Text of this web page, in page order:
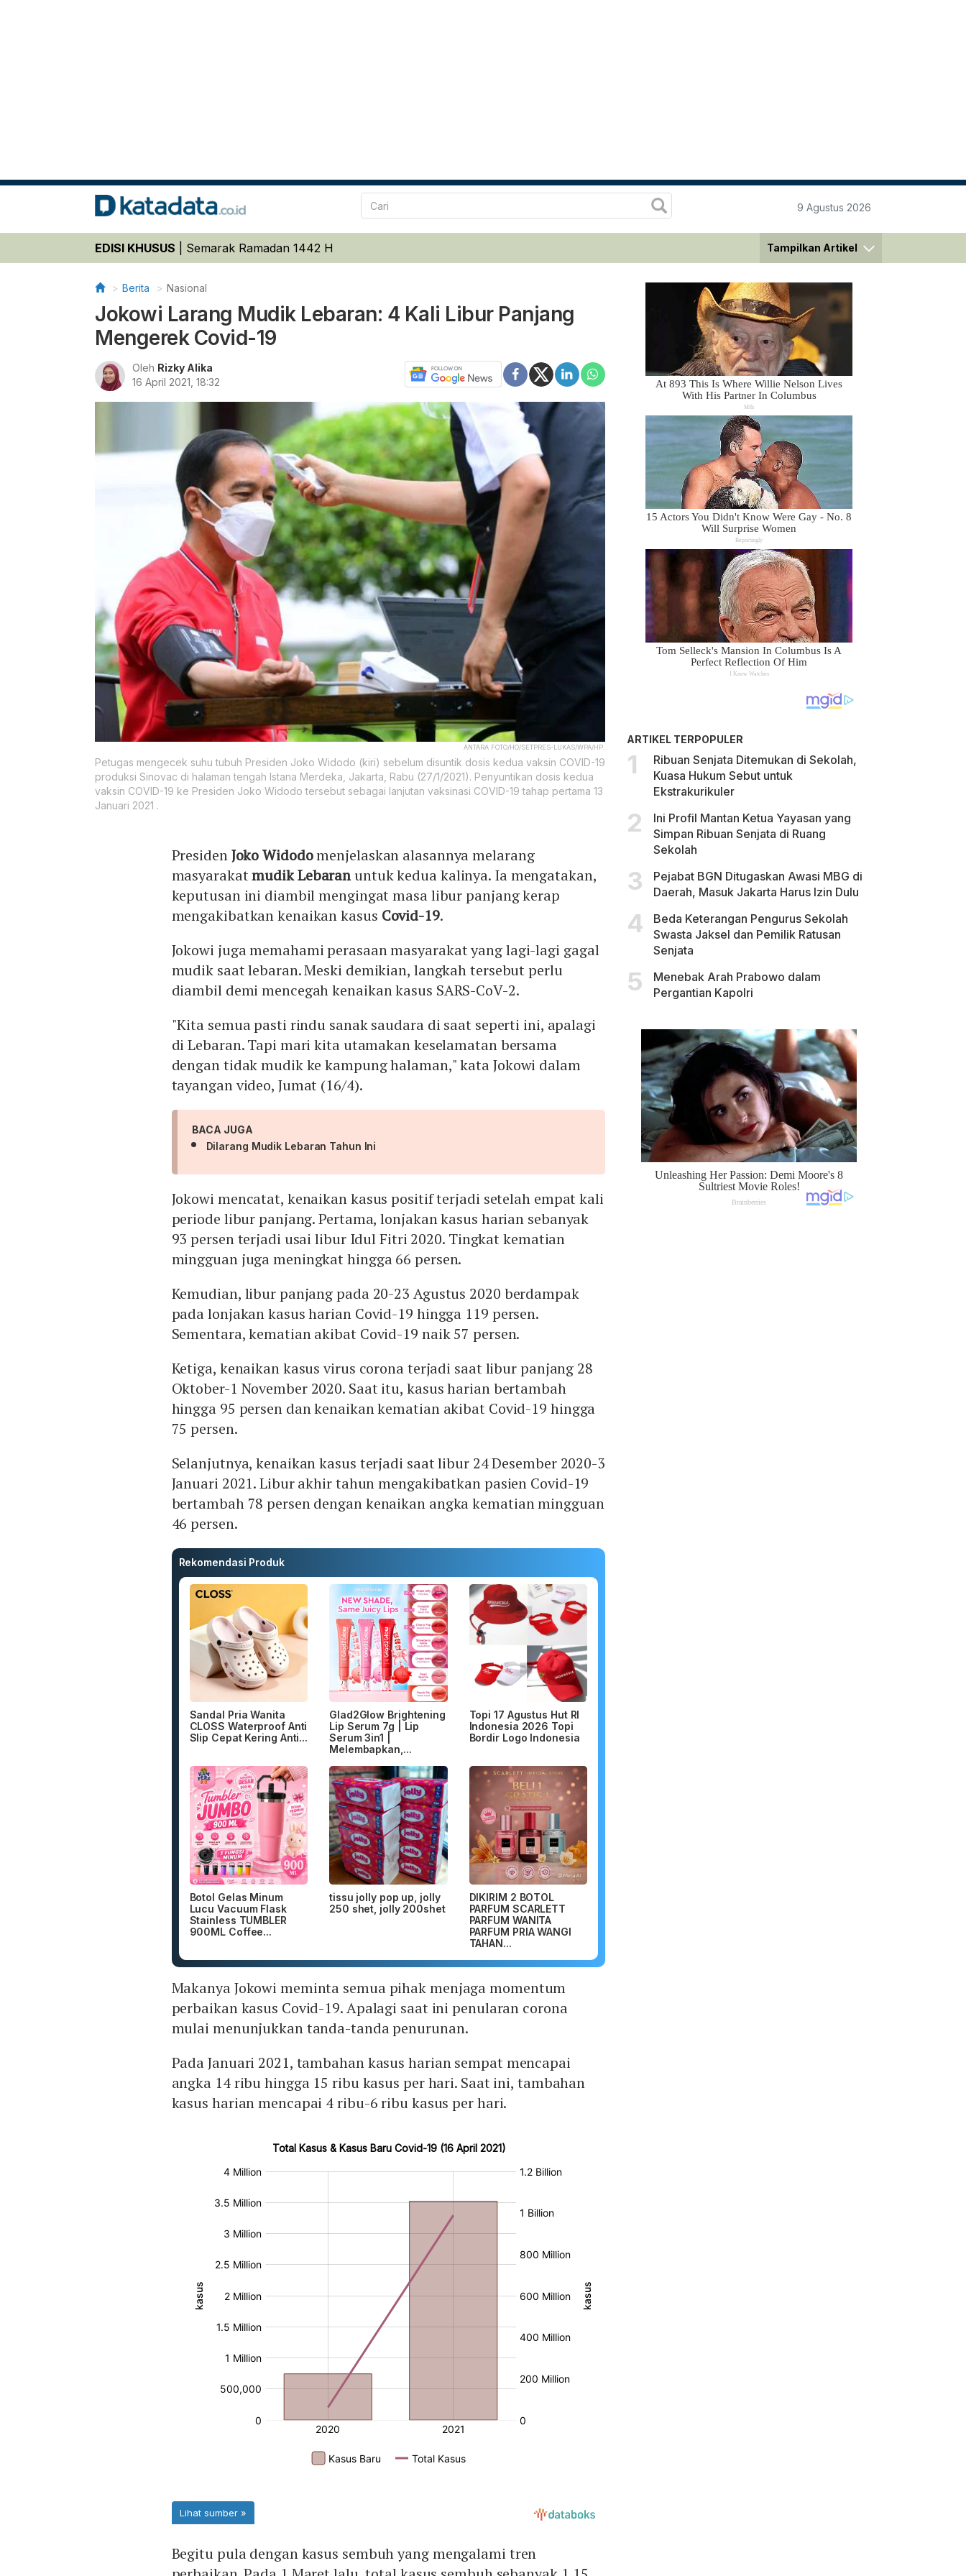
9 Agustus 2026
EDISI KHUSUS Semarak Ramadan 1442 H Tampilkan Artikel
Berita Nasional
Jokowi Larang Mudik Lebaran: 4 Kali Libur Panjang
Mengerek Covid-19
Oleh Rizky Alika
16 April 2021, 18:32
ANTARA FOTO/HO/SETPRES-LUKAS/WPA/HP.
Petugas mengecek suhu tubuh Presiden Joko Widodo (kiri) sebelum disuntik dosis kedua vaksin COVID-19
produksi Sinovac di halaman tengah Istana Merdeka, Jakarta, Rabu (27/1/2021). Penyuntikan dosis kedua
vaksin COVID-19 ke Presiden Joko Widodo tersebut sebagai lanjutan vaksinasi COVID-19 tahap pertama 13
Januari 2021 .
PresidenJoko Widodomenjelaskan alasannya melarang
masyarakatmudik Lebaranuntuk kedua kalinya. Ia mengatakan,
keputusan ini diambil mengingat masa libur panjang kerap
mengakibatkan kenaikan kasus Covid-19.
Jokowi juga memahami perasaan masyarakat yang lagi-lagi gagal
mudik saat lebaran. Meski demikian, langkah tersebut perlu
diambil demi mencegah kenaikan kasus SARS-CoV-2.
"Kita semua pasti rindu sanak saudara di saat seperti ini, apalagi
di Lebaran. Tapi mari kita utamakan keselamatan bersama
dengan tidak mudik ke kampung halaman," kata Jokowi dalam
tayangan video, Jumat (16/4).
BACA JUGA
Dilarang Mudik Lebaran Tahun Ini
Jokowi mencatat, kenaikan kasus positif terjadi setelah empat kali
periode libur panjang. Pertama, lonjakan kasus harian sebanyak
93 persen terjadi usai libur Idul Fitri 2020. Tingkat kematian
mingguan juga meningkat hingga 66 persen.
Kemudian, libur panjang pada 20-23 Agustus 2020 berdampak
pada lonjakan kasus harian Covid-19 hingga 119 persen.
Sementara, kematian akibat Covid-19 naik 57 persen.
Ketiga, kenaikan kasus virus corona terjadi saat libur panjang 28
Oktober-1 November 2020. Saat itu, kasus harian bertambah
hingga 95 persen dan kenaikan kematian akibat Covid-19 hingga
75 persen.
Selanjutnya, kenaikan kasus terjadi saat libur 24 Desember 2020-3
Januari 2021. Libur akhir tahun mengakibatkan pasien Covid-19
bertambah 78 persen dengan kenaikan angka kematian mingguan
46 persen.
Rekomendasi Produk
Sandal Pria Wanita
CLOSS Waterproof Anti
Slip Cepat Kering Anti...
Glad2Glow Brightening
Lip Serum 7g | Lip
Serum 3in1 |
Melembapkan,...
Topi 17 Agustus Hut RI
Indonesia 2026 Topi
Bordir Logo Indonesia
Botol Gelas Minum
Lucu Vacuum Flask
Stainless TUMBLER
900ML Coffee...
tissu jolly pop up, jolly
250 shet, jolly 200shet
DIKIRIM 2 BOTOL
PARFUM SCARLETT
PARFUM WANITA
PARFUM PRIA WANGI
TAHAN...
Makanya Jokowi meminta semua pihak menjaga momentum
perbaikan kasus Covid-19. Apalagi saat ini penularan corona
mulai menunjukkan tanda-tanda penurunan.
Pada Januari 2021, tambahan kasus harian sempat mencapai
angka 14 ribu hingga 15 ribu kasus per hari. Saat ini, tambahan
kasus harian mencapai 4 ribu-6 ribu kasus per hari.
Begitu pula dengan kasus sembuh yang mengalami tren
ARTIKEL TERPOPULER
Ribuan Senjata Ditemukan di Sekolah,
Kuasa Hukum Sebut untuk
Ekstrakurikuler
Ini Profil Mantan Ketua Yayasan yang
Simpan Ribuan Senjata di Ruang
Sekolah
Pejabat BGN Ditugaskan Awasi MBG di
Daerah, Masuk Jakarta Harus Izin Dulu
Beda Keterangan Pengurus Sekolah
Swasta Jaksel dan Pemilik Ratusan
Senjata
Menebak Arah Prabowo dalam
Pergantian Kapolri